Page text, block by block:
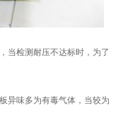
当检测耐压不达标时，为了
异味多为有毒气体，当较为